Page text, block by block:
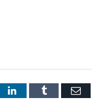
LinkedInTumblr Email